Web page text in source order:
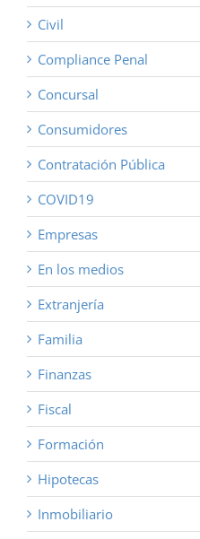
Civil
Compliance Penal
Concursal
Consumidores
Contratación Pública
COVID19
Empresas
En los medios
Extranjería
Familia
Finanzas
Fiscal
Formación
Hipotecas
Inmobiliario